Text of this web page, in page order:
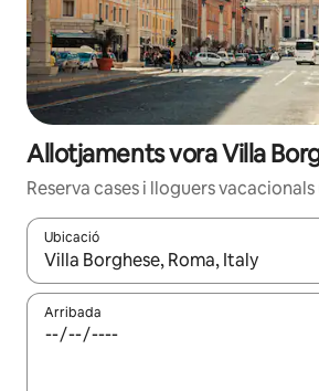
Allotjaments vora Villa
Reserva cases i lloguers
Ubicació
Quan els resultats estiguin
Arribada